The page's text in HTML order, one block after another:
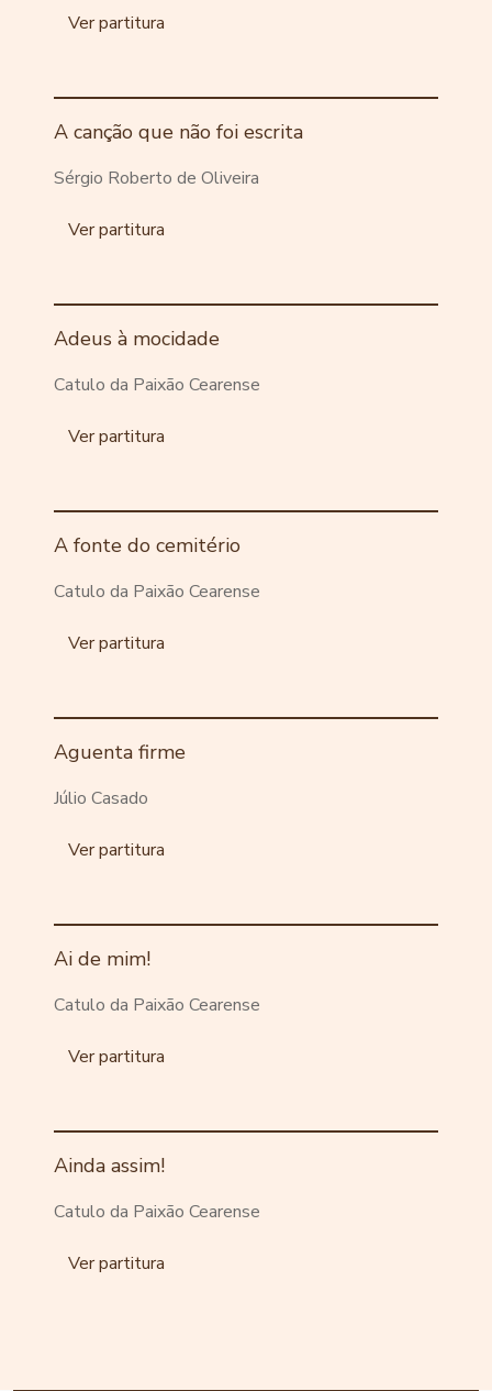
Ver partitura
A canção que não foi escrita
Sérgio Roberto de Oliveira
Ver partitura
Adeus à mocidade
Catulo da Paixão Cearense
Ver partitura
A fonte do cemitério
Catulo da Paixão Cearense
Ver partitura
Aguenta firme
Júlio Casado
Ver partitura
Ai de mim!
Catulo da Paixão Cearense
Ver partitura
Ainda assim!
Catulo da Paixão Cearense
Ver partitura